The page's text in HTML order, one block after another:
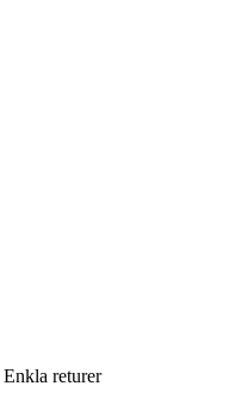
Enkla returer